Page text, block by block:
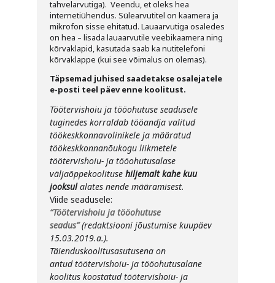
tahvelarvutiga). Veendu, et oleks hea
internetiühendus. Sülearvutitel on kaamera ja
mikrofon sisse ehitatud. Lauaarvutiga osaledes
on hea – lisada lauaarvutile veebikaamera ning
kõrvaklapid, kasutada saab ka nutitelefoni
kõrvaklappe (kui see võimalus on olemas).
Täpsemad juhised saadetakse osalejatele
e-posti teel päev enne koolitust.
Töötervishoiu ja tööohutuse seadusele
tuginedes korraldab tööandja valitud
töökeskkonnavolinikele ja määratud
töökeskkonnanõukogu liikmetele
töötervishoiu- ja tööohutusalase
väljaõppekoolituse hiljemalt kahe kuu
jooksulalates nende määramisest.
Viide seadusele:
“Töötervishoiu ja tööohutuse
seadus” (redaktsiooni jõustumise kuupäev
15.03.2019.a.).
Täienduskoolitusasutusena on
antudtöötervishoiu- ja tööohutusalane
koolitus koostatud töötervishoiu- ja